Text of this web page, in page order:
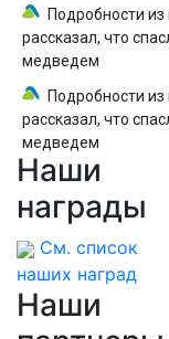
Подробности
рассказал, что
медведем
Подробности
рассказал, что
медведем
Наши
награды
См. список
наших наград
Наши